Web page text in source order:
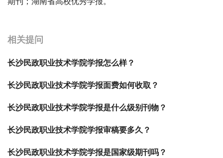
相关提问
长沙民政职业技术学院学报怎么样？
长沙民政职业技术学院学报面费如何收取？
长沙民政职业技术学院学报是什么级别刊物？
长沙民政职业技术学院学报审稿要多久？
长沙民政职业技术学院学报是国家级期刊吗？